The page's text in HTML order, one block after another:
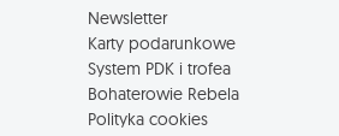
Newsletter
Karty podarunkowe
System PDK i trofea
Bohaterowie Rebela
Polityka cookies